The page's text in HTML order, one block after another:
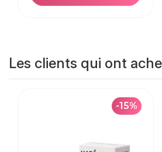
Les clients qui ont
-15%